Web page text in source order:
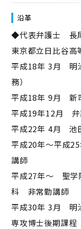
沿革
◆代表弁護士 長
東京都立日比谷高
平成18年 3月 明
務）
平成18年 9月 新
平成19年12月
平成22年 4月 池
平成20年～平成
講師
平成27年～ 聖学
科 非常勤講師
平成30年 3月 明
専攻博士後期課